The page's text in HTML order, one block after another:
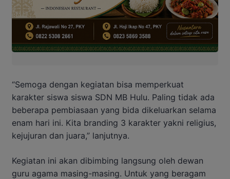
“Semoga dengan kegiatan bisa memperkuat
karakter siswa siswa SDN MB Hulu. Paling tidak ada
beberapa pembiasaan yang bida dikeluarkan selama
enam hari ini. Kita branding 3 karakter yakni religius,
kejujuran dan juara,” lanjutnya.
Kegiatan ini akan dibimbing langsung oleh dewan
guru agama masing-masing. Untuk yang beragam